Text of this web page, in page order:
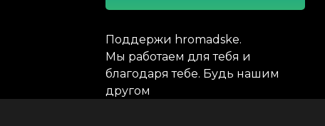
Поддержи hromadske.
Мы работаем для тебя и
благодаря тебе. Будь нашим
другом